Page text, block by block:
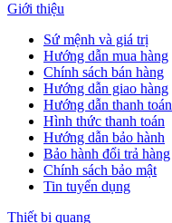
Giới thiệu
Sứ mệnh và giá trị
Hướng dẫn mua hàng
Chính sách bán hàng
Hướng dẫn giao hàng
Hướng dẫn thanh toán
Hình thức thanh toán
Hướng dẫn bảo hành
Bảo hành đổi trả hàng
Chính sách bảo mật
Tin tuyển dụng
Thiết bị quang